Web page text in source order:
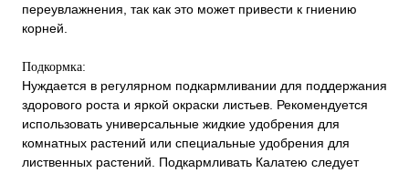
переувлажнения, так как это может привести к гниению
корней.
Подкормка:
Нуждается в регулярном подкармливании для поддержания
здорового роста и яркой окраски листьев. Рекомендуется
использовать универсальные жидкие удобрения для
комнатных растений или специальные удобрения для
лиственных растений. Подкармливать Калатею следует